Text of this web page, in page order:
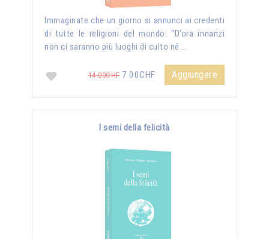
Immaginate che un giorno si annunci ai credenti
di tutte le religioni del mondo: "D’ora innanzi
non ci saranno più luoghi di culto né …
14.00CHF7.00CHF Aggiungere
I semi della felicità